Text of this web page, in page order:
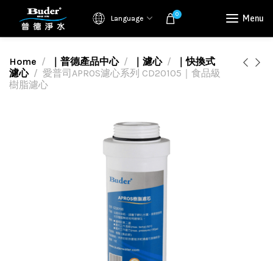
Language 0 Menu
Home ｜普德產品中心 ｜濾心
｜快換式
濾心
愛普司APROS濾心系列 CD20105｜食品級
樹脂濾心